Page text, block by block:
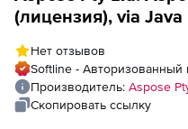
(лицензия), via
Нет отзывов
Softline - Авторизованный
Производитель: Aspose
Скопировать ссылку